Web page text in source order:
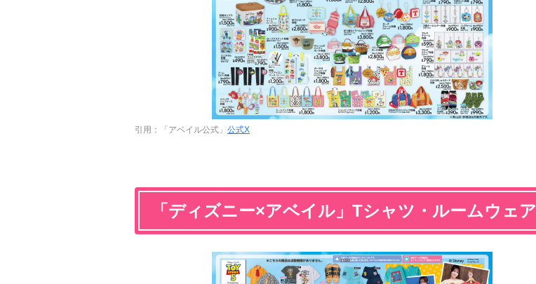
引用：「アベイル公式」 公式X
「ディズニー×アベイル」Tシャツ・ルームウェア